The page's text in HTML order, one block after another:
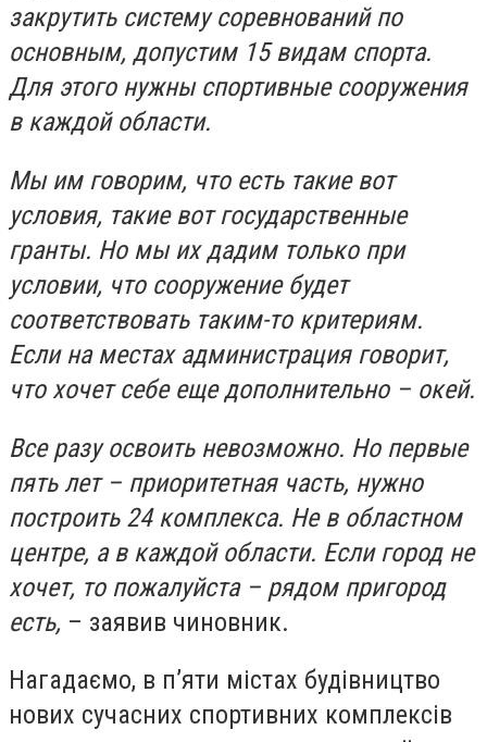
закрутить систему соревнований по
основным, допустим 15 видам спорта.
Для этого нужны спортивные сооружения
в каждой области.
Мы им говорим, что есть такие вот
условия, такие вот государственные
гранты. Но мы их дадим только при
условии, что сооружение будет
соответствовать таким-то критериям.
Если на местах администрация говорит,
что хочет себе еще дополнительно – окей.
Все разу освоить невозможно. Но первые
пять лет – приоритетная часть, нужно
построить 24 комплекса. Не в областном
центре, а в каждой области. Если город не
хочет, то пожалуйста – рядом пригород
есть, – заявив чиновник.
Нагадаємо, в п’яти містах будівництво
нових сучасних спортивних комплексів